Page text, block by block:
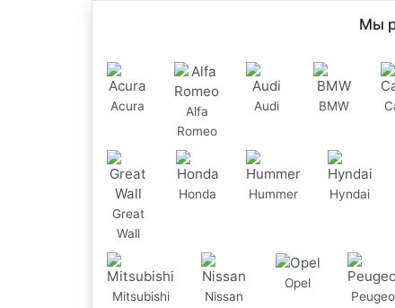
Мы
Acura
Alfa
Romeo
Audi BMW
Great
Wall
Honda Hummer Hyndai
Mitsubishi Nissan
Opel